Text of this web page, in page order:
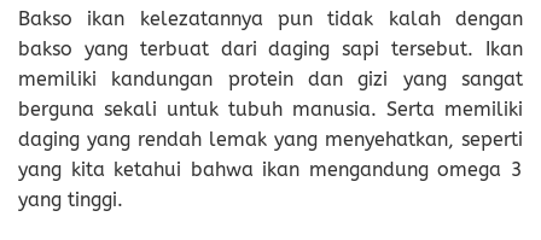
Bakso ikan kelezatannya pun tidak kalah dengan
bakso yang terbuat dari daging sapi tersebut. Ikan
memiliki kandungan protein dan gizi yang sangat
berguna sekali untuk tubuh manusia. Serta memiliki
daging yang rendah lemak yang menyehatkan, seperti
yang kita ketahui bahwa ikan mengandung omega 3
yang tinggi.